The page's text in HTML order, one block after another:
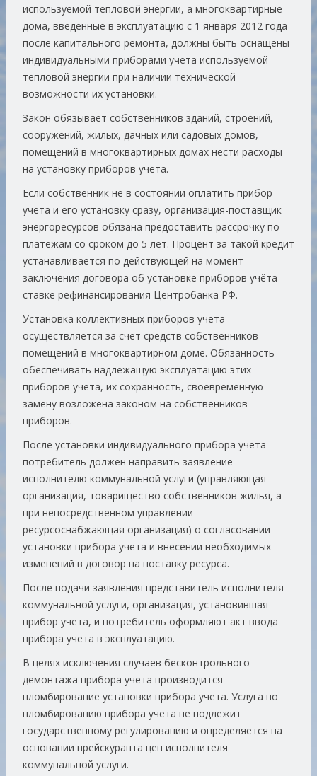
используемой тепловой энергии, а многоквартирные
дома, введенные в эксплуатацию с 1 января 2012 года
после капитального ремонта, должны быть оснащены
индивидуальными приборами учета используемой
тепловой энергии при наличии технической
возможности их установки.
Закон обязывает собственников зданий, строений,
сооружений, жилых, дачных или садовых домов,
помещений в многоквартирных домах нести расходы
на установку приборов учёта.
Если собственник не в состоянии оплатить прибор
учёта и его установку сразу, организация-поставщик
энергоресурсов обязана предоставить рассрочку по
платежам со сроком до 5 лет. Процент за такой кредит
устанавливается по действующей на момент
заключения договора об установке приборов учёта
ставке рефинансирования Центробанка РФ.
Установка коллективных приборов учета
осуществляется за счет средств собственников
помещений в многоквартирном доме. Обязанность
обеспечивать надлежащую эксплуатацию этих
приборов учета, их сохранность, своевременную
замену возложена законом на собственников
приборов.
После установки индивидуального прибора учета
потребитель должен направить заявление
исполнителю коммунальной услуги (управляющая
организация, товарищество собственников жилья, а
при непосредственном управлении –
ресурсоснабжающая организация) о согласовании
установки прибора учета и внесении необходимых
изменений в договор на поставку ресурса.
После подачи заявления представитель исполнителя
коммунальной услуги, организация, установившая
прибор учета, и потребитель оформляют акт ввода
прибора учета в эксплуатацию.
В целях исключения случаев бесконтрольного
демонтажа прибора учета производится
пломбирование установки прибора учета. Услуга по
пломбированию прибора учета не подлежит
государственному регулированию и определяется на
основании прейскуранта цен исполнителя
коммунальной услуги.